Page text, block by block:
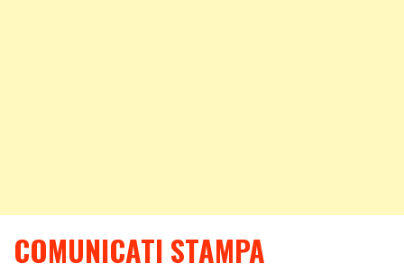
COMUNICATI STAMPA